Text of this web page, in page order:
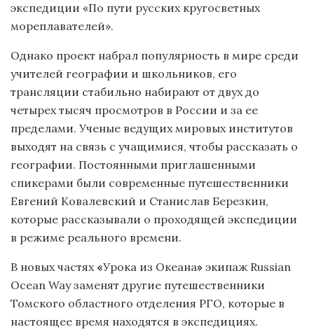
экспедиции «По пути русских кругосветных
мореплавателей».
Однако проект набрал популярность в мире среди
учителей географии и школьников, его
трансляции стабильно набирают от двух до
четырех тысяч просмотров в России и за ее
пределами. Ученые ведущих мировых институтов
выходят на связь с учащимися, чтобы рассказать о
географии. Постоянными приглашенными
спикерами были современные путешественники
Евгений Ковалевский и Станислав Березкин,
которые рассказывали о проходящей экспедиции
в режиме реального времени.
В новых частях «Урока из Океана» экипаж Russian
Ocean Way заменят другие путешественники
Томского областного отделения РГО, которые в
настоящее время находятся в экспедициях.